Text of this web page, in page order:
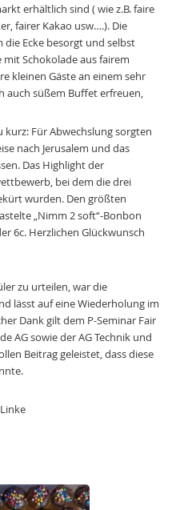
erhältlich sind ( wie z.B. faire
fairer Kakao usw….). Die
Ecke besorgt und selbst
Schokolade aus fairem
kleinen Gäste an einem sehr
auch süßem Buffet erfreuen,
kurz: Für Abwechslung sorgten
nach Jerusalem und das
Das Highlight der
bei dem die drei
wurden. Den größten
„Nimm 2 soft“-Bonbon
6c. Herzlichen Glückwunsch
zu urteilen, war die
lässt auf eine Wiederholung im
Dank gilt dem P-Seminar Fair
AG sowie der AG Technik und
Beitrag geleistet, dass diese